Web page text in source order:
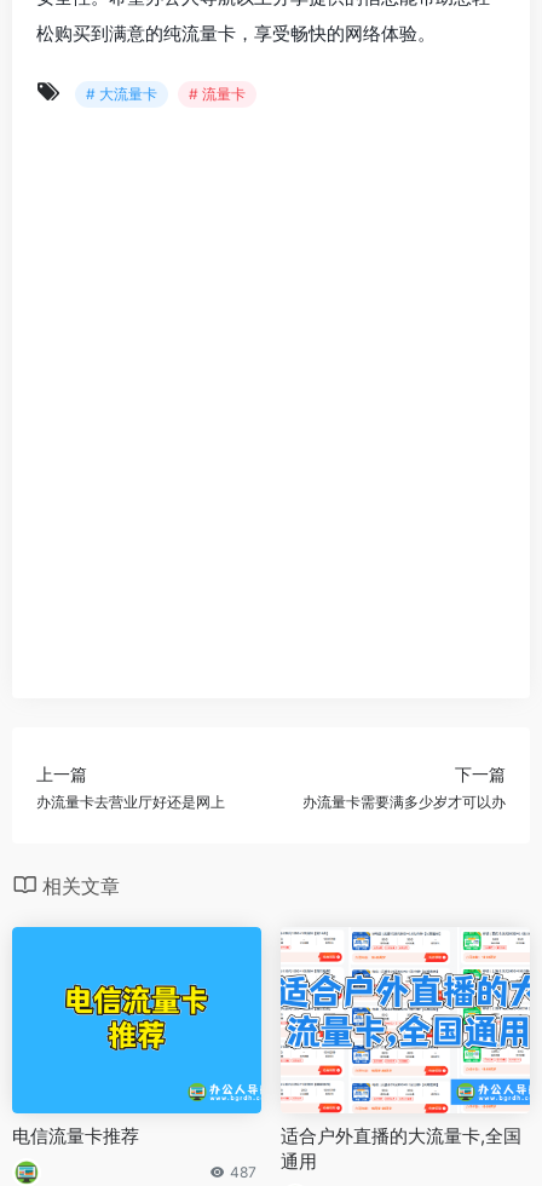
松购买到满意的纯流量卡，享受畅快的网络体验。
# 大流量卡 # 流量卡
上一篇
办流量卡去营业厅好还是网上
下一篇
办流量卡需要满多少岁才可以办
相关文章
电信流量卡推荐
487
适合户外直播的大流量卡,全国
通用